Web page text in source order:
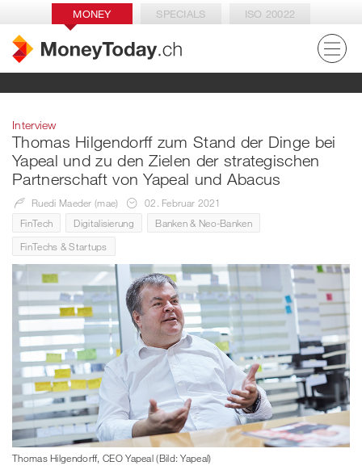
MONEY SPECIALS ISO 20022
Interview
Thomas Hilgendorff zum Stand der Dinge bei
Yapeal und zu den Zielen der strategischen
Partnerschaft von Yapeal und Abacus
Ruedi Maeder (mae)
02. Februar 2021
FinTech
Digitalisierung
Banken & Neo-Banken
FinTechs & Startups
Thomas Hilgendorff, CEO Yapeal (Bild: Yapeal)